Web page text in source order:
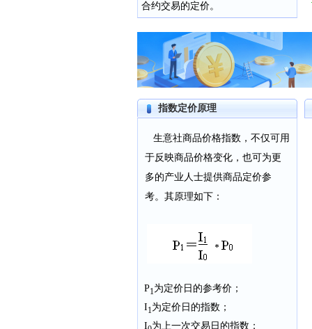
合约交易的定价。
指数定价原理
生意社商品价格指数，不仅可用
于反映商品价格变化，也可为更
多的产业人士提供商品定价参
考。其原理如下：
P1为定价日的参考价；
I1 为定价日的指数；
I 为上一次交易日的指数；